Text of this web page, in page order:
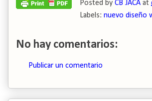
Posted by CB JACA at
Labels: nuevo diseño
No hay comentarios:
Publicar un comentario